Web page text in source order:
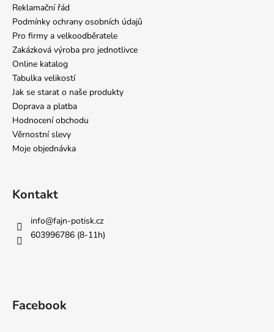
Reklamační řád
Podmínky ochrany osobních údajů
Pro firmy a velkoodběratele
Zakázková výroba pro jednotlivce
Online katalog
Tabulka velikostí
Jak se starat o naše produkty
Doprava a platba
Hodnocení obchodu
Věrnostní slevy
Moje objednávka
Kontakt
info@fajn-potisk.cz
603996786 (8-11h)
Facebook